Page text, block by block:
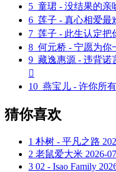
5 童珺 - 没结果的亲
6 莲子 - 真心相爱最
7 莲子 - 此生认定把
8 何元桥 - 宁愿为你
9 藏逸惠源 - 违背诺

10 燕宝儿 - 许你所有
猜你喜欢
1 朴树 - 平凡之路
2 老鼠爱大米 2026-
3 02 - Isao Family